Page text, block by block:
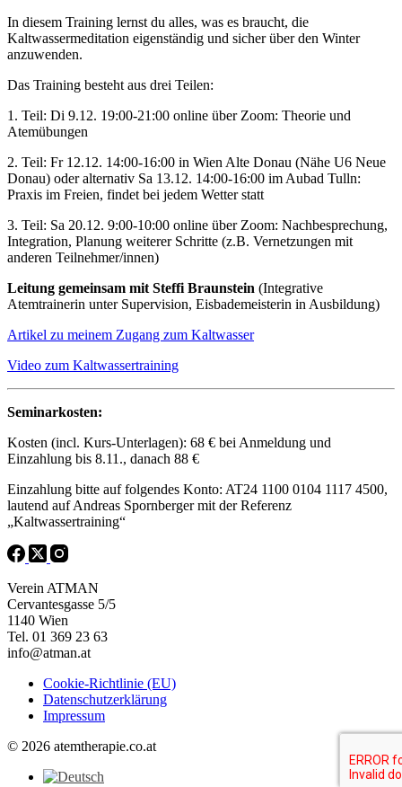
In diesem Training lernst du alles, was es braucht, die
Kaltwassermeditation eigenständig und sicher über den Winter
anzuwenden.
Das Training besteht aus drei Teilen:
1. Teil: Di 9.12. 19:00-21:00 online über Zoom: Theorie und
Atemübungen
2. Teil: Fr 12.12. 14:00-16:00 in Wien Alte Donau (Nähe U6 Neue
Donau) oder alternativ Sa 13.12. 14:00-16:00 im Aubad Tulln:
Praxis im Freien, findet bei jedem Wetter statt
3. Teil: Sa 20.12. 9:00-10:00 online über Zoom: Nachbesprechung,
Integration, Planung weiterer Schritte (z.B. Vernetzungen mit
anderen Teilnehmer/innen)
Leitung gemeinsam mit Steffi Braunstein (Integrative
Atemtrainerin unter Supervision, Eisbademeisterin in Ausbildung)
Artikel zu meinem Zugang zum Kaltwasser
Video zum Kaltwassertraining
Seminarkosten:
Kosten (incl. Kurs-Unterlagen): 68 € bei Anmeldung und
Einzahlung bis 8.11., danach 88 €
Einzahlung bitte auf folgendes Konto: AT24 1100 0104 1117 4500,
lautend auf Andreas Spornberger mit der Referenz
„Kaltwassertraining“
Verein ATMAN
Cervantesgasse 5/5
1140 Wien
Tel. 01 369 23 63
info@atman.at
Cookie-Richtlinie (EU)
Datenschutzerklärung
Impressum
© 2026 atemtherapie.co.at